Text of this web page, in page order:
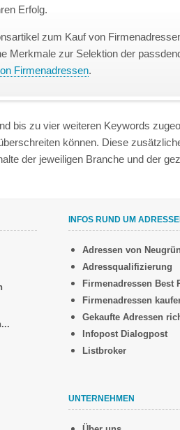
Erfolg.
zum Kauf von
Merkmale zur Selektion der
Firmenadressen.
bis zu vier weiteren Keywords
können. Diese
der jeweiligen Branche und der
INFOS RUND UM
Adressen von
Adressqualifizierung
Firmenadressen Best
Firmenadressen
Gekaufte Adressen
Infopost Dialogpost
Listbroker
UNTERNEHMEN